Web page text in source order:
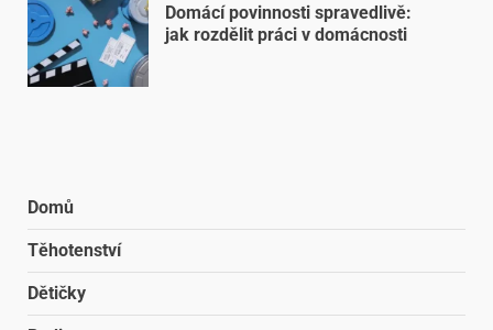
Domácí povinnosti spravedlivě:
jak rozdělit práci v domácnosti
Domů
Těhotenství
Dětičky